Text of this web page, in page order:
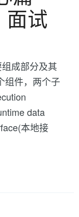
面试
成部分及其
组件，两个子
data
本地接